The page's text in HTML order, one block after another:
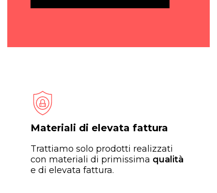
Materiali di elevata fattura
Trattiamo solo prodotti realizzati
con materiali di primissima qualità
e di elevata fattura.